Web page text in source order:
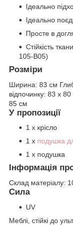
Ідеально
Ідеально
Просте в
Стійкість
105-B05)
Розміри
Ширина: 83 см
відпочинку: 83 x 80
85 см
У пропозиції
1 x крісло
1 x подушка
1 x подушка
Інформація
Склад матеріалу:
Сила
UV
Меблі, стійкі до